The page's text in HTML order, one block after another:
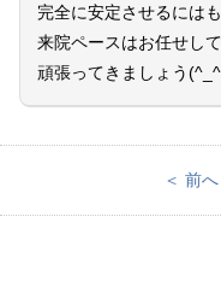
完全に安定させるには
来院ペースはお任せし
頑張ってきましょう
＜ 前へ